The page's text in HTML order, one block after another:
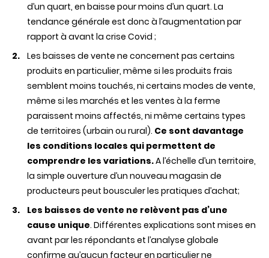
d’un quart, en baisse pour moins d’un quart. La
tendance générale est donc à l’augmentation par
rapport à avant la crise Covid ;
Les baisses de vente ne concernent pas certains
produits en particulier, même si les produits frais
semblent moins touchés, ni certains modes de vente,
même si les marchés et les ventes à la ferme
paraissent moins affectés, ni même certains types
de territoires (urbain ou rural). Ce sont davantage
les conditions locales qui permettent de
comprendre les variations.A l’échelle d’un territoire,
la simple ouverture d’un nouveau magasin de
producteurs peut bousculer les pratiques d’achat;
Les baisses de vente ne relèvent pas d’une
cause unique. Différentes explications sont mises en
avant par les répondants et l’analyse globale
confirme qu’aucun facteur en particulier ne